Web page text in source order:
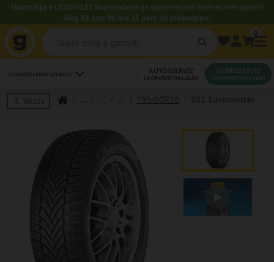
Használja a LENDÜLET kuponkódot és szereltessen kedvezményesen!
Még 54 nap 09 óra 35 perc 47 másodperc.
LEGKÖZELEBBI SZERVIZ AUTÓSZERVIZ
IDŐPONTFOGLALÁS
GUMISZERVIZ
IDŐPONTFOGLALÁS
Vissza 195/60R16